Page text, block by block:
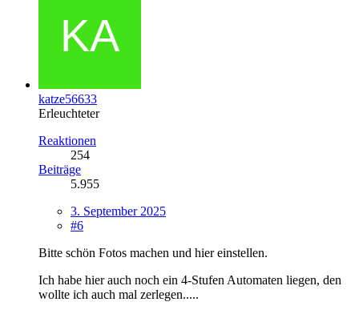
katze56633
Erleuchteter
Reaktionen
254
Beiträge
5.955
3. September 2025
#6
Bitte schön Fotos machen und hier einstellen.
Ich habe hier auch noch ein 4-Stufen Automaten liegen, den
wollte ich auch mal zerlegen.....